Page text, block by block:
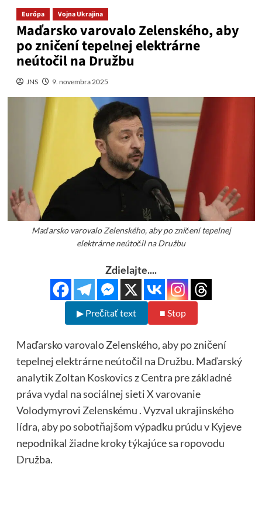
Európa Vojna Ukrajina
Maďarsko varovalo Zelenského, aby
po zničení tepelnej elektrárne
neútočil na Družbu
JNS 9. novembra 2025
Maďarsko varovalo Zelenského, aby po zničení tepelnej
elektrárne neútočil na Družbu
Zdielajte....
▶ Prečítať text ■ Stop
Maďarsko varovalo Zelenského, aby po zničení
tepelnej elektrárne neútočil na Družbu. Maďarský
analytik Zoltan Koskovics z Centra pre základné
práva vydal na sociálnej sietiXvarovanie
Volodymyrovi Zelenskému . Vyzval ukrajinského
lídra, aby po sobotňajšom výpadku prúdu v Kyjeve
nepodnikal žiadne kroky týkajúce sa ropovodu
Družba.